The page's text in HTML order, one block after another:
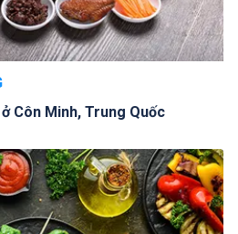
Côn Minh, Trung Quốc